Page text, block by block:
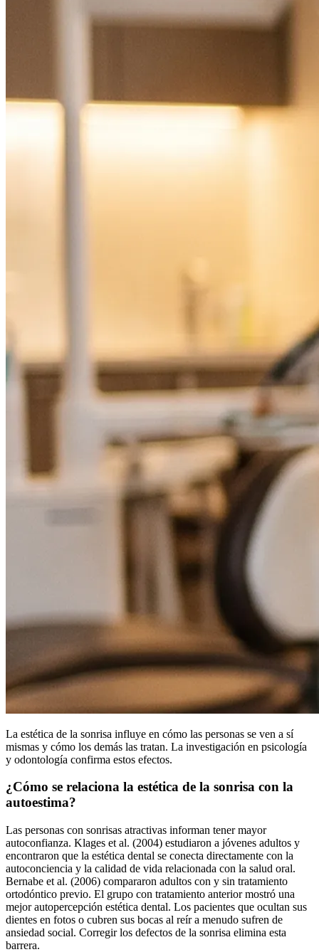
La estética de la sonrisa influye en cómo las personas se ven a sí
mismas y cómo los demás las tratan. La investigación en psicología
y odontología confirma estos efectos.
¿Cómo se relaciona la estética de la sonrisa con la
autoestima?
Las personas con sonrisas atractivas informan tener mayor
autoconfianza. Klages et al. (2004) estudiaron a jóvenes adultos y
encontraron que la estética dental se conecta directamente con la
autoconciencia y la calidad de vida relacionada con la salud oral.
Bernabe et al. (2006) compararon adultos con y sin tratamiento
ortodóntico previo. El grupo con tratamiento anterior mostró una
mejor autopercepción estética dental. Los pacientes que ocultan sus
dientes en fotos o cubren sus bocas al reír a menudo sufren de
ansiedad social. Corregir los defectos de la sonrisa elimina esta
barrera.